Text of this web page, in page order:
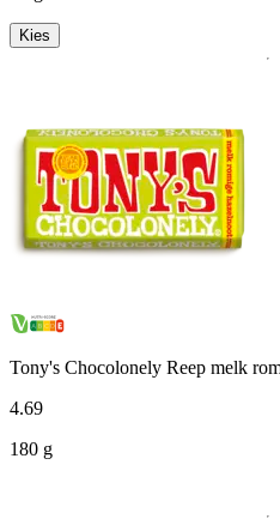
Kies
Tony's Chocolonely Reep melk
4.69
180 g